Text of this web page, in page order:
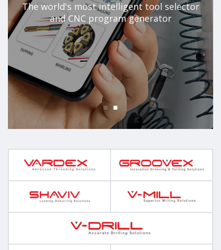
The world's most intelligent tool selector
and CNC program generator